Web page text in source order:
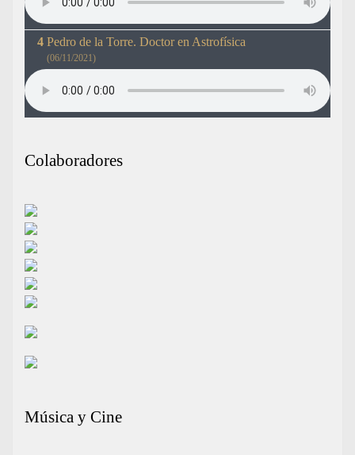
Pedro de la Torre. Doctor en Astrofísica
(06/11/2021)
Colaboradores
Música y Cine